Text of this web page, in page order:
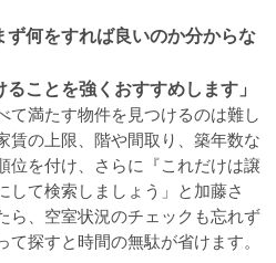
何をすれば良いのか分からな
ことを強くおすすめします」
て満たす物件を見つけるのは難し
賃の上限、階や間取り、築年数な
位を付け、さらに『これだけは譲
して検索しましょう」と加藤さ
ら、空室状況のチェックも忘れず
探すと時間の無駄が省けます。